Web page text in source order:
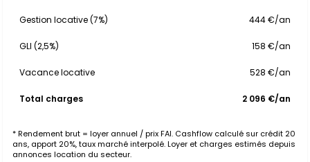
Gestion locative (7%) 444 €/an
GLI (2,5%) 158 €/an
Vacance locative 528 €/an
Total charges 2 096 €/an
* Rendement brut = loyer annuel / prix FAI. Cashflow calculé sur crédit 20
ans, apport 20%, taux marché interpolé. Loyer et charges estimés depuis
annonces location du secteur.